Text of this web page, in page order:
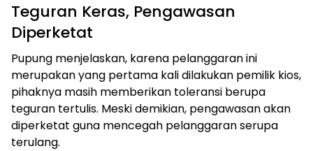
Teguran Keras, Pengawasan
Diperketat
Pupung menjelaskan, karena pelanggaran ini
merupakan yang pertama kali dilakukan pemilik kios,
pihaknya masih memberikan toleransi berupa
teguran tertulis. Meski demikian, pengawasan akan
diperketat guna mencegah pelanggaran serupa
terulang.